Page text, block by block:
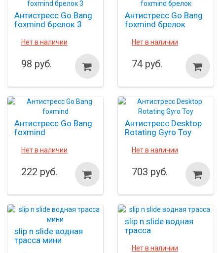
Антистресс Go Bang
foxmind брелок 3
Нет в наличии
98 руб.
Антистресс Go Bang
foxmind брелок
Нет в наличии
74 руб.
Антистресс Go Bang
foxmind
Нет в наличии
222 руб.
Антистресс Desktop
Rotating Gyro Toy
Нет в наличии
703 руб.
slip n slide водная
трасса мини
slip n slide водная
трасса
Нет в наличии